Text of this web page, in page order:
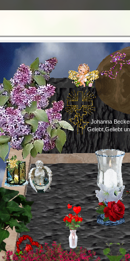
Johanna
Gelebt,Geliebt